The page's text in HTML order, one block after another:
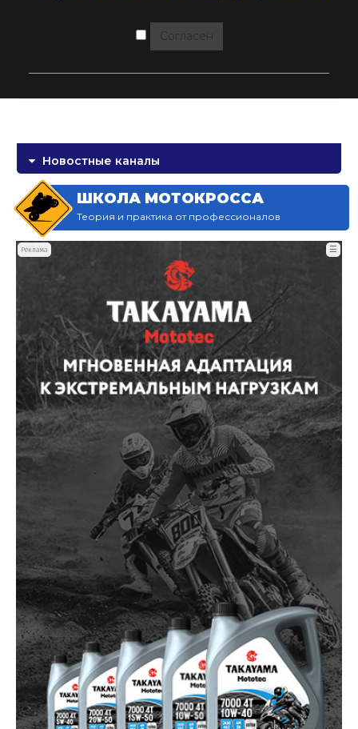
Согласен
Новостные каналы
ШКОЛА МОТОКРОССА
Теория и практика от профессионалов
Реклама ☰